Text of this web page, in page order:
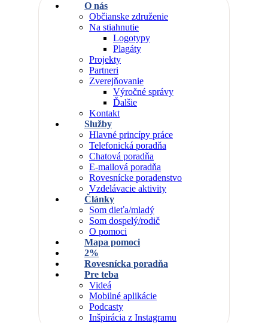
O nás
Občianske združenie
Na stiahnutie
Logotypy
Plagáty
Projekty
Partneri
Zverejňovanie
Výročné správy
Ďalšie
Kontakt
Služby
Hlavné princípy práce
Telefonická poradňa
Chatová poradňa
E-mailová poradňa
Rovesnícke poradenstvo
Vzdelávacie aktivity
Články
Som dieťa/mladý
Som dospelý/rodič
O pomoci
Mapa pomoci
2%
Rovesnícka poradňa
Pre teba
Videá
Mobilné aplikácie
Podcasty
Inšpirácia z Instagramu